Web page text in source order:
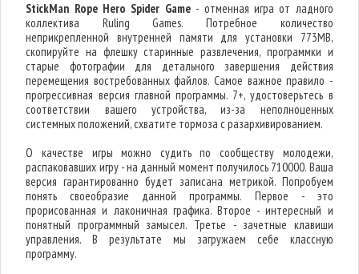
StickMan Rope Hero Spider Game- отменная игра от ладного
коллектива Ruling Games. Потребное количество
неприкрепленной внутренней памяти для установки 773MB,
скопируйте на флешку старинные развлечения, программки и
старые фотографии для детального завершения действия
перемещения востребованных файлов. Самое важное правило -
прогрессивная версия главной программы. 7+, удостоверьтесь в
соответствии вашего устройства, из-за неполноценных
системных положений, схватите тормоза с разархивированием.
О качестве игры можно судить по сообществу молодежи,
распаковавших игру - на данный момент получилось 710000. Ваша
версия гарантированно будет записана метрикой. Попробуем
понять своеобразие данной программы. Первое - это
прорисованная и лаконичная графика. Второе - интересный и
понятный программный замысел. Третье - зачетные клавиши
управления. В результате мы загружаем себе классную
программу.